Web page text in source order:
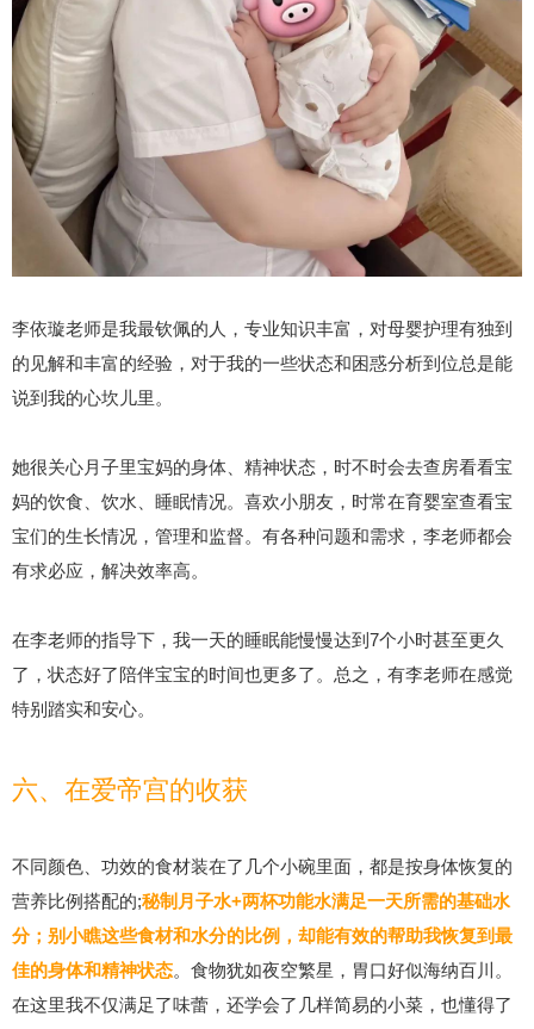
李依璇老师是我最钦佩的人，专业知识丰富，对母婴护理有独到
的见解和丰富的经验，对于我的一些状态和困惑分析到位总是能
说到我的心坎儿里。
她很关心月子里宝妈的身体、精神状态，时不时会去查房看看宝
妈的饮食、饮水、睡眠情况。喜欢小朋友，时常在育婴室查看宝
宝们的生长情况，管理和监督。有各种问题和需求，李老师都会
有求必应，解决效率高。
在李老师的指导下，我一天的睡眠能慢慢达到7个小时甚至更久
了，状态好了陪伴宝宝的时间也更多了。总之，有李老师在感觉
特别踏实和安心。
六、在爱帝宫的收获
不同颜色、功效的食材装在了几个小碗里面，都是按身体恢复的
营养比例搭配的;秘制月子水+两杯功能水满足一天所需的基础水
分；别小瞧这些食材和水分的比例，却能有效的帮助我恢复到最
佳的身体和精神状态。食物犹如夜空繁星，胃口好似海纳百川。
在这里我不仅满足了味蕾，还学会了几样简易的小菜，也懂得了